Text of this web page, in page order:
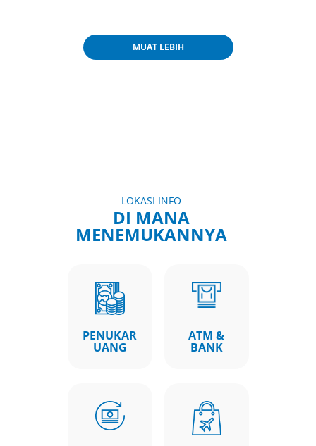
MUAT LEBIH
LOKASI INFO
DI MANA
MENEMUKANNYA
PENUKAR
UANG
ATM &
BANK